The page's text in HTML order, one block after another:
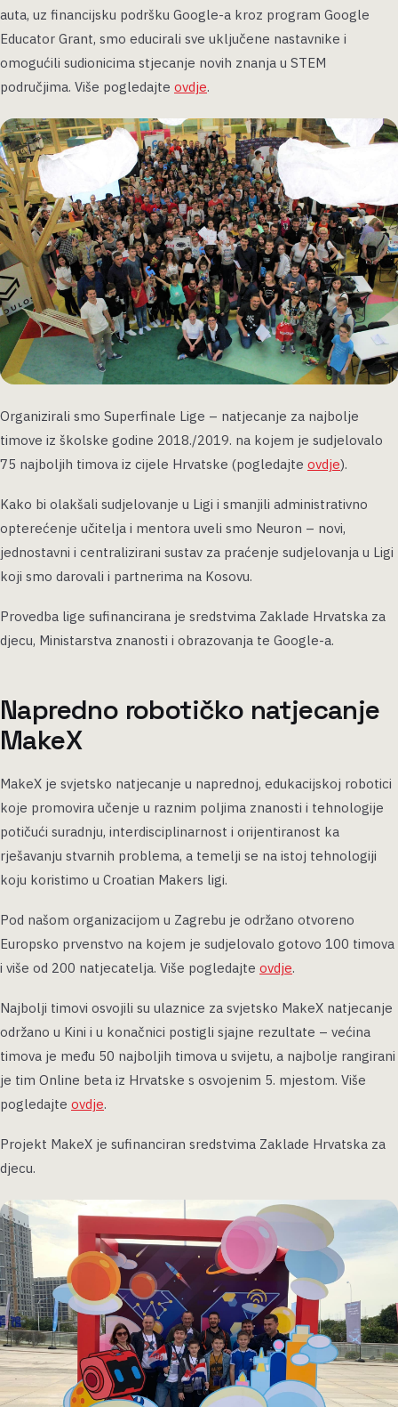
auta, uz financijsku podršku Google-a kroz program Google
Educator Grant, smo educirali sve uključene nastavnike i
omogućili sudionicima stjecanje novih znanja u STEM
područjima. Više pogledajte ovdje.
Organizirali smo Superfinale Lige – natjecanje za najbolje
timove iz školske godine 2018./2019. na kojem je sudjelovalo
75 najboljih timova iz cijele Hrvatske (pogledajte ovdje).
Kako bi olakšali sudjelovanje u Ligi i smanjili administrativno
opterećenje učitelja i mentora uveli smo Neuron – novi,
jednostavni i centralizirani sustav za praćenje sudjelovanja u Ligi
koji smo darovali i partnerima na Kosovu.
Provedba lige sufinancirana je sredstvima Zaklade Hrvatska za
djecu, Ministarstva znanosti i obrazovanja te Google-a.
Napredno robotičko natjecanje
MakeX
MakeX je svjetsko natjecanje u naprednoj, edukacijskoj robotici
koje promovira učenje u raznim poljima znanosti i tehnologije
potičući suradnju, interdisciplinarnost i orijentiranost ka
rješavanju stvarnih problema, a temelji se na istoj tehnologiji
koju koristimo u Croatian Makers ligi.
Pod našom organizacijom u Zagrebu je održano otvoreno
Europsko prvenstvo na kojem je sudjelovalo gotovo 100 timova
i više od 200 natjecatelja. Više pogledajte ovdje.
Najbolji timovi osvojili su ulaznice za svjetsko MakeX natjecanje
održano u Kini i u konačnici postigli sjajne rezultate – većina
timova je među 50 najboljih timova u svijetu, a najbolje rangirani
je tim Online beta iz Hrvatske s osvojenim 5. mjestom. Više
pogledajte ovdje.
Projekt MakeX je sufinanciran sredstvima Zaklade Hrvatska za
djecu.